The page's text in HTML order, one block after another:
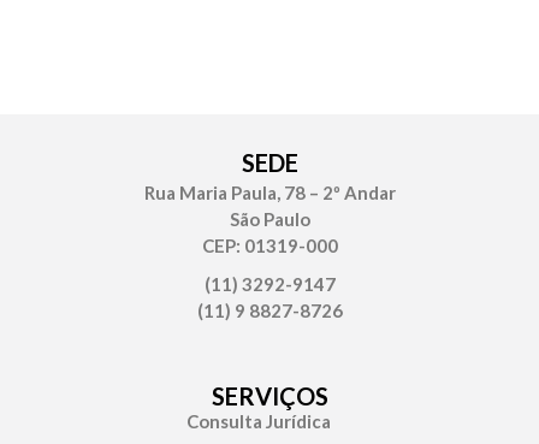
SEDE
Rua Maria Paula, 78 – 2º Andar
São Paulo
CEP: 01319-000
(11) 3292-9147
(11) 9 8827-8726
SERVIÇOS
Consulta Jurídica